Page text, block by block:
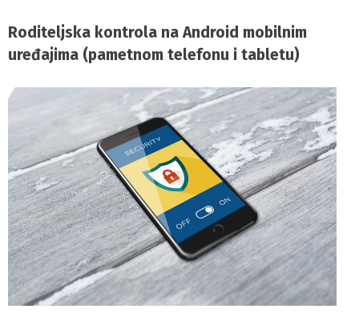
Roditeljska kontrola na Android mobilnim
uređajima (pametnom telefonu i tabletu)